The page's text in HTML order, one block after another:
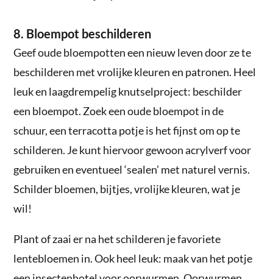
8. Bloempot beschilderen
Geef oude bloempotten een nieuw leven door ze te
beschilderen met vrolijke kleuren en patronen. Heel
leuk en laagdrempelig knutselproject: beschilder
een bloempot. Zoek een oude bloempot in de
schuur, een terracotta potje is het fijnst om op te
schilderen. Je kunt hiervoor gewoon acrylverf voor
gebruiken en eventueel ‘sealen’ met naturel vernis.
Schilder bloemen, bijtjes, vrolijke kleuren, wat je
wil!
Plant of zaai er na het schilderen je favoriete
lentebloemen in. Ook heel leuk: maak van het potje